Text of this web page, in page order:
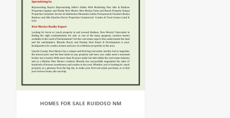
HOMES FOR SALE RUIDOSO NM